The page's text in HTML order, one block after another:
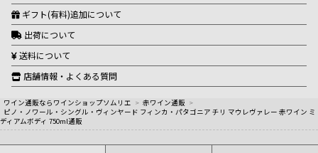
ギフト(有料)追加について
出荷について
送料について
店舗情報・よくある質問
ワイン通販ならワインショップソムリエ > 赤ワイン通販 >
ピノ・ノワール・シングル・ヴィンヤード フィンカ・パタゴニア チリ マウレヴァレー 赤ワイン ミ
ディアムボディ 750ml通販